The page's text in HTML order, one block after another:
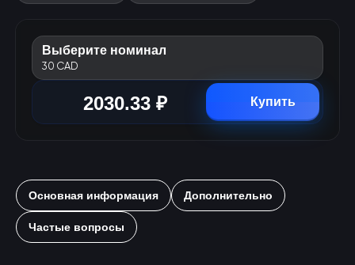
Выберите номинал
30 CAD
2030.33 ₽ Купить
Основная информация Дополнительно
Частые вопросы